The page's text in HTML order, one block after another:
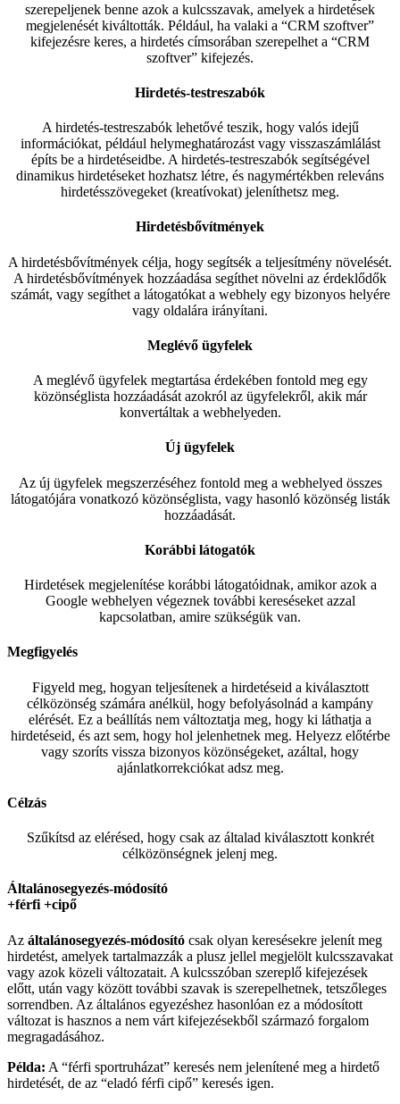
szerepeljenek benne azok a kulcsszavak, amelyek a hirdetések
megjelenését kiváltották. Például, ha valaki a “CRM szoftver”
kifejezésre keres, a hirdetés címsorában szerepelhet a “CRM
szoftver” kifejezés.
Hirdetés-testreszabók
A hirdetés-testreszabók lehetővé teszik, hogy valós idejű
információkat, például helymeghatározást vagy visszaszámlálást
építs be a hirdetéseidbe. A hirdetés-testreszabók segítségével
dinamikus hirdetéseket hozhatsz létre, és nagymértékben releváns
hirdetésszövegeket (kreatívokat) jeleníthetsz meg.
Hirdetésbővítmények
A hirdetésbővítmények célja, hogy segítsék a teljesítmény növelését.
A hirdetésbővítmények hozzáadása segíthet növelni az érdeklődők
számát, vagy segíthet a látogatókat a webhely egy bizonyos helyére
vagy oldalára irányítani.
Meglévő ügyfelek
A meglévő ügyfelek megtartása érdekében fontold meg egy
közönséglista hozzáadását azokról az ügyfelekről, akik már
konvertáltak a webhelyeden.
Új ügyfelek
Az új ügyfelek megszerzéséhez fontold meg a webhelyed összes
látogatójára vonatkozó közönséglista, vagy hasonló közönség listák
hozzáadását.
Korábbi látogatók
Hirdetések megjelenítése korábbi látogatóidnak, amikor azok a
Google webhelyen végeznek további kereséseket azzal
kapcsolatban, amire szükségük van.
Megfigyelés
Figyeld meg, hogyan teljesítenek a hirdetéseid a kiválasztott
célközönség számára anélkül, hogy befolyásolnád a kampány
elérését. Ez a beállítás nem változtatja meg, hogy ki láthatja a
hirdetéseid, és azt sem, hogy hol jelenhetnek meg. Helyezz előtérbe
vagy szoríts vissza bizonyos közönségeket, azáltal, hogy
ajánlatkorrekciókat adsz meg.
Célzás
Szűkítsd az elérésed, hogy csak az általad kiválasztott konkrét
célközönségnek jelenj meg.
Általánosegyezés-módosító
+férfi +cipő
Az általánosegyezés-módosító csak olyan keresésekre jelenít meg
hirdetést, amelyek tartalmazzák a plusz jellel megjelölt kulcsszavakat
vagy azok közeli változatait. A kulcsszóban szereplő kifejezések
előtt, után vagy között további szavak is szerepelhetnek, tetszőleges
sorrendben. Az általános egyezéshez hasonlóan ez a módosított
változat is hasznos a nem várt kifejezésekből származó forgalom
megragadásához.
Példa: A “férfi sportruházat” keresés nem jelenítené meg a hirdető
hirdetését, de az “eladó férfi cipő” keresés igen.